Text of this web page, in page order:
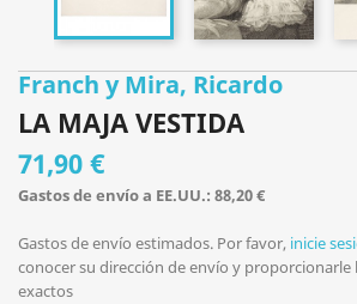
Franch y Mira, Ricardo
LA MAJA VESTIDA
71,90 €
Gastos de envío a EE.UU.: 88,20 €
Gastos de envío estimados. Por favor, inicie
conocer su dirección de envío y proporcionarle
exactos